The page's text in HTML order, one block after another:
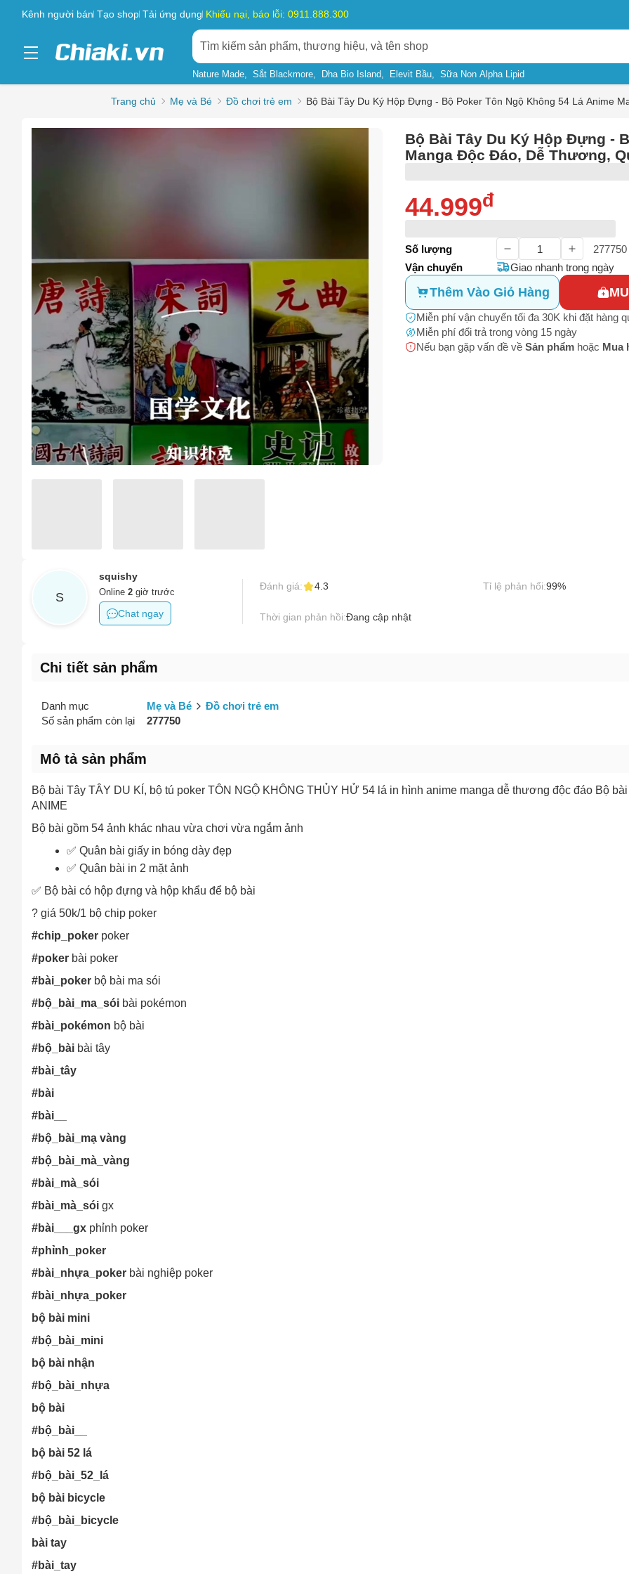
Kênh người bán Tạo shop Tải ứng dụng Khiếu nại, báo lỗi: 0911.888.300
Nature Made Sắt Blackmore Dha Bio Island Elevit Bầu Sữa Non Alpha Lipid
Trang chủ Mẹ và Bé Đồ chơi trẻ em Bộ Bài Tây Du Ký Hộp Đựng - Bộ Poker Tôn Ngộ Không 54 Lá Anime
Bộ Bài Tây Du Ký Hộp Đựng -
Manga Độc Đáo, Dễ Thương,
44.999đ
Số lượng 277750
Vận chuyển
Giao nhanh trong ngày
Thêm Vào Giỏ Hàng
Miễn phí vận chuyển tối đa 30K khi đặt hàng
Miễn phí đổi trả trong vòng 15 ngày
Nếu bạn gặp vấn đề về Sản phẩm hoặc Mua
S
squishy
Online 2 giờ trước
Chat ngay
Đánh giá: 4.3 Tỉ lệ phản hổi:99%
Thời gian phản hồi:Đang cập nhật
Chi tiết sản phẩm
Danh mục Mẹ và Bé
Đồ chơi trẻ em
Số sản phẩm còn lại
277750
Mô tả sản phẩm
Bộ bài Tây TÂY DU KÍ, bộ tú poker TÔN NGỘ KHÔNG THỦY HỬ 54 lá in hình anime manga dễ thương độc đáo Bộ
ANIME
Bộ bài gồm 54 ảnh khác nhau vừa chơi vừa ngắm ảnh
✅ Quân bài giấy in bóng dày đẹp
✅ Quân bài in 2 mặt ảnh
✅ Bộ bài có hộp đựng và hộp khẩu để bộ bài
? giá 50k/1 bộ chip poker
#chip_poker poker
#poker bài poker
#bài_poker bộ bài ma sói
#bộ_bài_ma_sói bài pokémon
#bài_pokémon bộ bài
#bộ_bài bài tây
#bài_tây
#bài
#bài__
#bộ_bài_mạ vàng
#bộ_bài_mà_vàng
#bài_mà_sói
#bài_mà_sói gx
#bài___gx phỉnh poker
#phỉnh_poker
#bài_nhựa_poker bài nghiệp poker
#bài_nhựa_poker
bộ bài mini
#bộ_bài_mini
bộ bài nhận
#bộ_bài_nhựa
bộ bài
#bộ_bài__
bộ bài 52 lá
#bộ_bài_52_lá
bộ bài bicycle
#bộ_bài_bicycle
bài tay
#bài_tay
Chọn lý do
Sản phẩm có dấu hiệu lừa đảo
Hàng giả, hàng nhái
Sản phẩm không rõ nguồn gốc, xuất xứ
Hình ảnh sản phẩm không rõ ràng
Sản phẩm có hình ảnh, nội dung phản cảm hoặc có thể gây phản cảm
Khác
Bạn gặp vấn đề về
Hãy báo lỗi cho chúng tôi. Hoặc gọi cho chúng tôi qua số
Tên của bạn (*)